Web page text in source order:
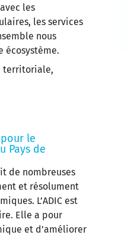
les
les services
nous
écosystème.
territoriale,
le
Pays de
de nombreuses
et résolument
L’ADIC est
Elle a pour
et d’améliorer